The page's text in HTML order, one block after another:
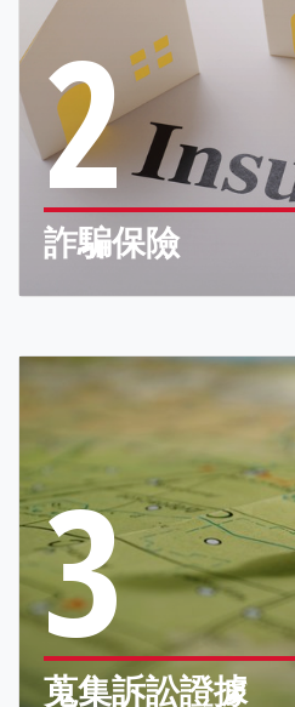
2
詐騙保險
3
蒐集訴訟證據